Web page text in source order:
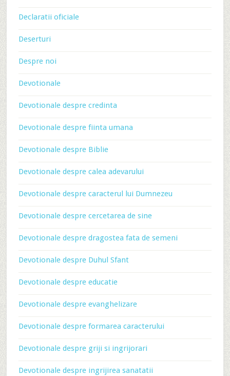
Declaratii oficiale
Deserturi
Despre noi
Devotionale
Devotionale despre credinta
Devotionale despre fiinta umana
Devotionale despre Biblie
Devotionale despre calea adevarului
Devotionale despre caracterul lui Dumnezeu
Devotionale despre cercetarea de sine
Devotionale despre dragostea fata de semeni
Devotionale despre Duhul Sfant
Devotionale despre educatie
Devotionale despre evanghelizare
Devotionale despre formarea caracterului
Devotionale despre griji si ingrijorari
Devotionale despre ingrijirea sanatatii